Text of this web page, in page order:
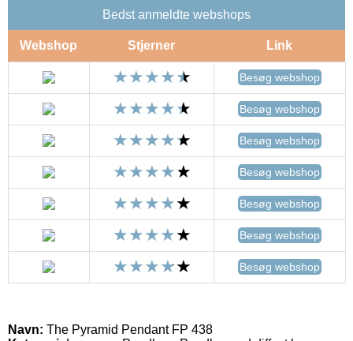
Bedst anmeldte webshops
Webshop Stjerner Link
Besøg webshop
Besøg webshop
Besøg webshop
Besøg webshop
Besøg webshop
Besøg webshop
Besøg webshop
Navn: The Pyramid Pendant FP 438